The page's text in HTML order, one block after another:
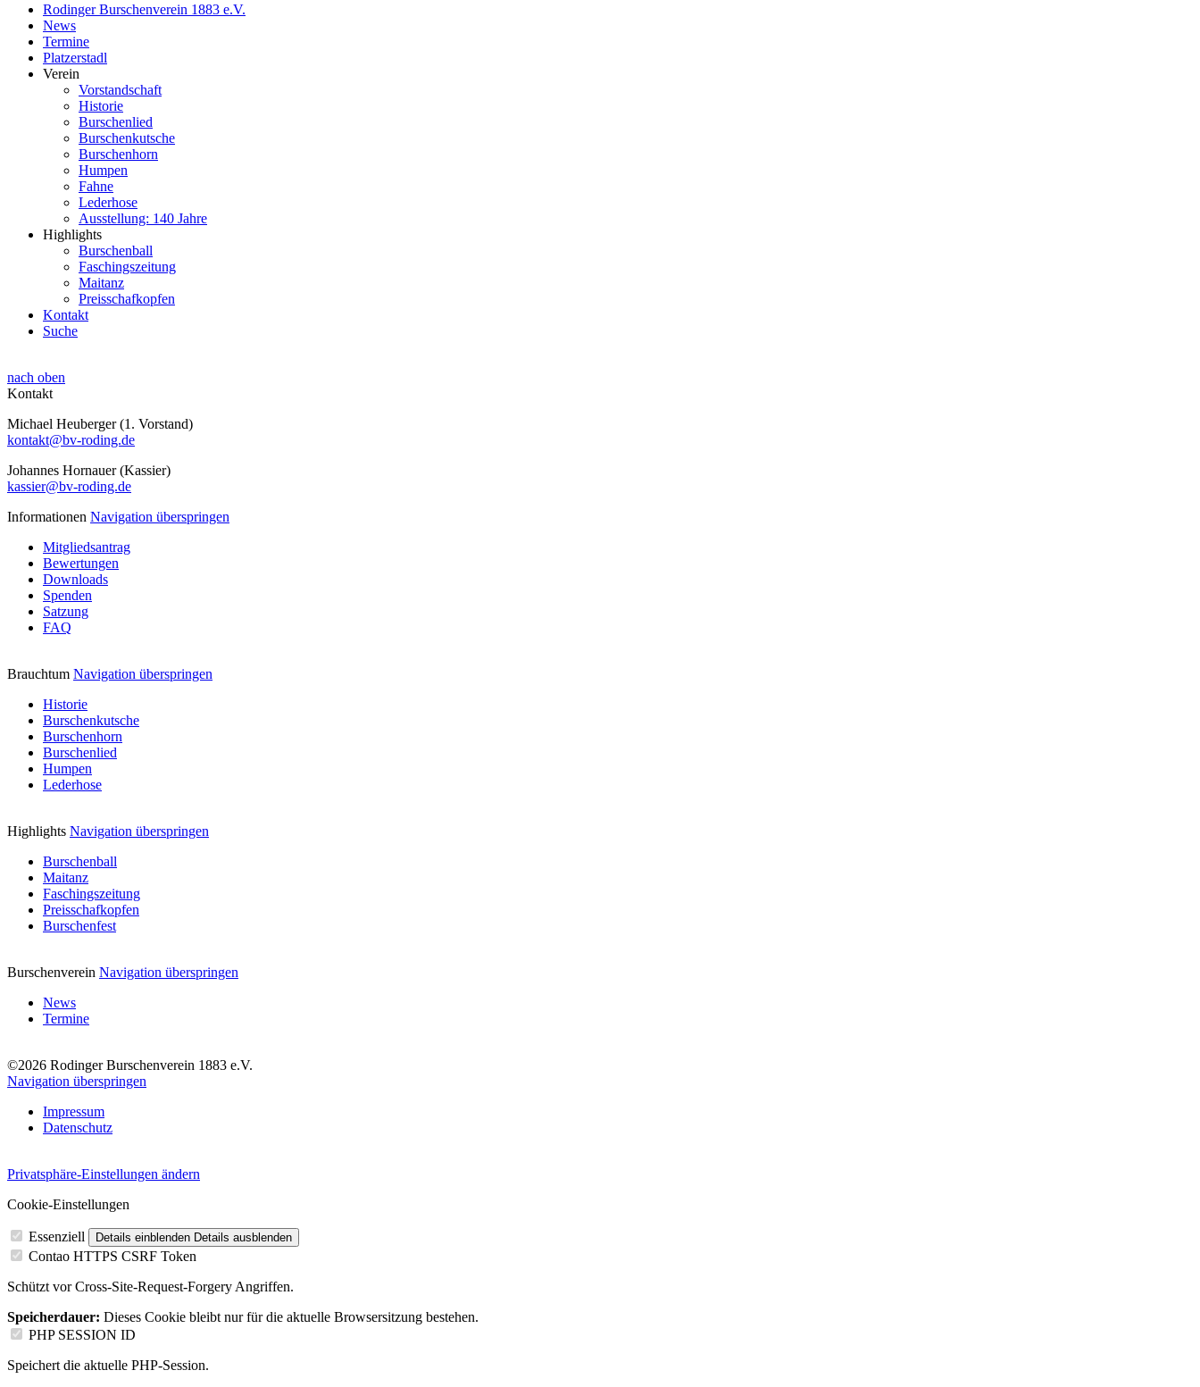
Rodinger Burschenverein 1883 e.V.
News
Termine
Platzerstadl
Verein
Vorstandschaft
Historie
Burschenlied
Burschenkutsche
Burschenhorn
Humpen
Fahne
Lederhose
Ausstellung: 140 Jahre
Highlights
Burschenball
Faschingszeitung
Maitanz
Preisschafkopfen
Kontakt
Suche
nach oben
Kontakt
Michael Heuberger (1. Vorstand)
kontakt@bv-roding.de
Johannes Hornauer (Kassier)
kassier@bv-roding.de
Informationen Navigation überspringen
Mitgliedsantrag
Bewertungen
Downloads
Spenden
Satzung
FAQ
Brauchtum Navigation überspringen
Historie
Burschenkutsche
Burschenhorn
Burschenlied
Humpen
Lederhose
Highlights Navigation überspringen
Burschenball
Maitanz
Faschingszeitung
Preisschafkopfen
Burschenfest
Burschenverein Navigation überspringen
News
Termine
©2026 Rodinger Burschenverein 1883 e.V.
Navigation überspringen
Impressum
Datenschutz
Privatsphäre-Einstellungen ändern
Cookie-Einstellungen
Essenziell Details einblenden Details ausblenden
Contao HTTPS CSRF Token
Schützt vor Cross-Site-Request-Forgery Angriffen.
Speicherdauer: Dieses Cookie bleibt nur für die aktuelle Browsersitzung bestehen.
PHP SESSION ID
Speichert die aktuelle PHP-Session.